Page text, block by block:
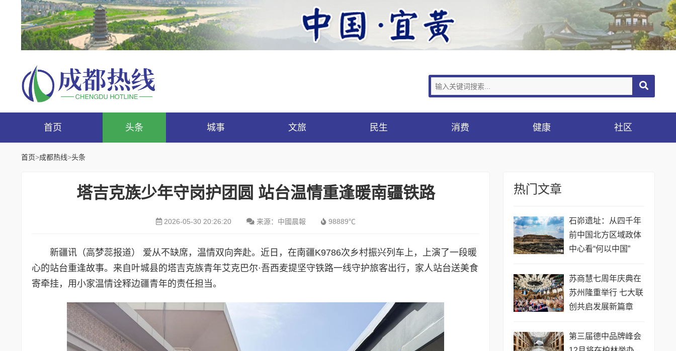
首页 头条 城事 文旅 民生 消费 健康 社区
首页>成都热线>头条
塔吉克族少年守岗护团圆 站台温情重逢暖南疆铁路
2026-05-30 20:26:20 来源：中國晨報 98889℃
新疆讯（高梦蕊报道） 爱从不缺席，温情双向奔赴。近日，在南疆K9786次乡村振兴列车上，上演了一段暖
心的站台重逢故事。来自叶城县的塔吉克族青年艾克巴尔·吾西麦提坚守铁路一线守护旅客出行，家人站台送美食
寄牵挂，用小家温情诠释边疆青年的责任担当。
热门文章
石峁遗址：从四千年
前中国北方区域政体
中心看“何以中国”
苏商慧七周年庆典在
苏州隆重举行 七大联
创共启发展新篇章
第三届德中品牌峰会